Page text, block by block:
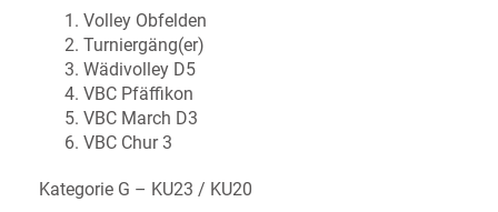
Volley Obfelden
Turniergäng(er)
Wädivolley D5
VBC Pfäffikon
VBC March D3
VBC Chur 3
Kategorie G – KU23 / KU20